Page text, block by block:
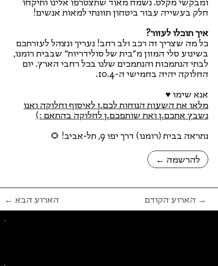
← להרשמה
ומבקשי מקלט. נשמח מאוד שתצטרפו אלינו ותיקחו
חלק בעשייה עבור ביטחון תזונתי למאות אנשים!
איך תוכלו לעזור?
כל מה שצריך זה רכב ולב רחב! נעריך ונצהל לעזרתכם
בשינוע סלי המזון מ״בית של סולידריות״ שבבית רומנו,
לבתי הנתמכות והנתמכים שלנו בכל רחבי הארץ. יום
החלוקה יהיה בחמישי ה-10.4.
אנא שימו ♥
מלאו את השעות הנוחות לכם.ן לאיסוף וחלוקה ואנו
נשבץ אתכם.ן ואת שותפכם.ן לחלוקה בהתאם :)
נתראה בבית (רומנו) דרך יפו 9, תל-אביב! 🌻
← הארוע הבא הארוע הקודם →